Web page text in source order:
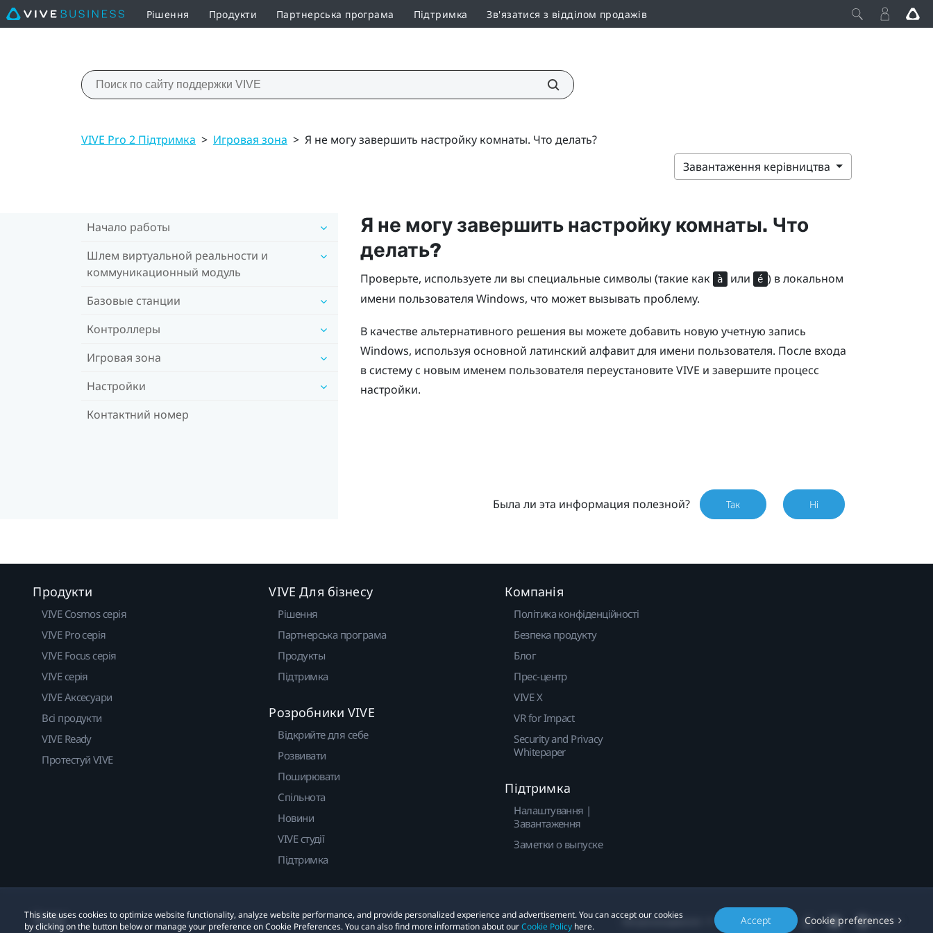
Рішення Продукти Партнерська програма Підтримка Зв'язатися з відділом продажів
VIVE Pro 2 Підтримка > Игровая зона > Я не могу завершить настройку комнаты. Что делать?
Завантаження керівництва
Начало работы
Шлем виртуальной реальности и
коммуникационный модуль
Базовые станции
Контроллеры
Игровая зона
Настройки
Контактний номер
Я не могу завершить настройку комнаты. Что
делать?
Проверьте, используете ли вы специальные символы (такие как à или é ) в локальном
имени пользователя Windows, что может вызывать проблему.
В качестве альтернативного решения вы можете добавить новую учетную запись
Windows, используя основной латинский алфавит для имени пользователя. После входа
в систему с новым именем пользователя переустановите VIVE и завершите процесс
настройки.
Была ли эта информация полезной? Так Ні
This site uses cookies to optimize website functionality, analyze website performance, and provide personalized experience and advertisement. You can accept our cookies
by clicking on the button below or manage your preference on Cookie Preferences. You can also find more information about ourCookie Policy here. Accept Cookie preferences
Продукти
VIVE Cosmos серія
VIVE Pro серія
VIVE Focus серія
VIVE серія
VIVE Аксесуари
Всі продукти
VIVE Ready
Протестуй VIVE
VIVE Для бізнесу
Рішення
Партнерська програма
Продукты
Підтримка
Розробники VIVE
Відкрийте для себе
Розвивати
Поширювати
Спільнота
Новини
VIVE студії
Підтримка
Компанія
Політика конфіденційності
Безпека продукту
Блог
Прес-центр
VIVE X
VR for Impact
Security and Privacy
Whitepaper
Підтримка
Налаштування |
Завантаження
Заметки о выпуске
Місцезнаходження:
© 2011-2026 HTC Corporation Правові умови Cookies